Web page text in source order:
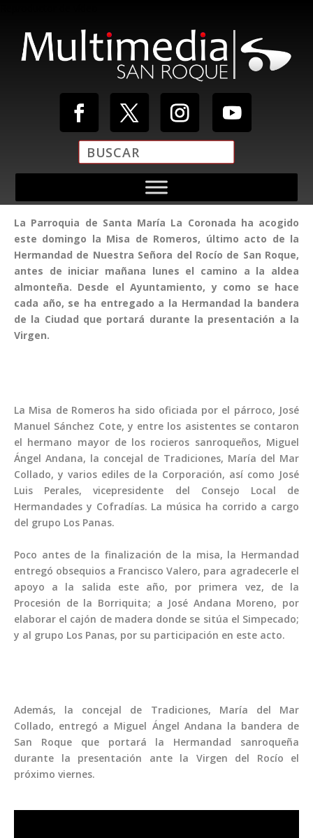
Media error: Format(s) not supported or source(s) not found
Descargar archivo: https://multimediasanroque.com/wp-
content/uploads/2019/11/Video-Cabecera.mp4
00:00
La Parroquia de Santa María La Coronada ha acogido
este domingo la Misa de Romeros, último acto de la
Hermandad de Nuestra Señora del Rocío de San Roque,
antes de iniciar mañana lunes el camino a la aldea
almonteña. Desde el Ayuntamiento, y como se hace
cada año, se ha entregado a la Hermandad la bandera
de la Ciudad que portará durante la presentación a la
Virgen.
La Misa de Romeros ha sido oficiada por el párroco, José
Manuel Sánchez Cote, y entre los asistentes se contaron
el hermano mayor de los rocieros sanroqueños, Miguel
Ángel Andana, la concejal de Tradiciones, María del Mar
Collado, y varios ediles de la Corporación, así como José
Luis Perales, vicepresidente del Consejo Local de
Hermandades y Cofradías. La música ha corrido a cargo
del grupo Los Panas.
Poco antes de la finalización de la misa, la Hermandad
entregó obsequios a Francisco Valero, para agradecerle el
apoyo a la salida este año, por primera vez, de la
Procesión de la Borriquita; a José Andana Moreno, por
elaborar el cajón de madera donde se sitúa el Simpecado;
y al grupo Los Panas, por su participación en este acto.
Además, la concejal de Tradiciones, María del Mar
Collado, entregó a Miguel Ángel Andana la bandera de
San Roque que portará la Hermandad sanroqueña
durante la presentación ante la Virgen del Rocío el
próximo viernes.